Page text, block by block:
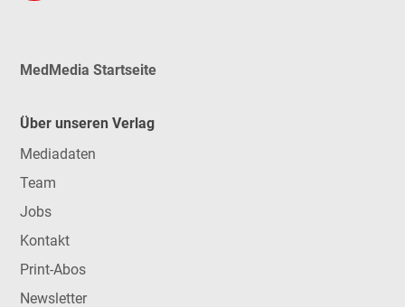
MedMedia Startseite
Über unseren Verlag
Mediadaten
Team
Jobs
Kontakt
Print-Abos
Newsletter